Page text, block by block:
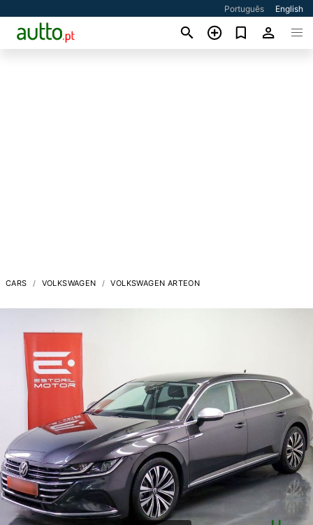
Português English
CARS VOLKSWAGEN VOLKSWAGEN ARTEON